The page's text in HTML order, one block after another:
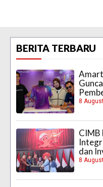
BERITA TERBARU
8
CIMB
dan
8